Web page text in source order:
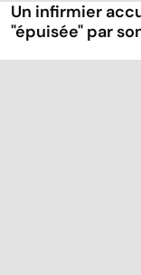
Un infirmier
"épuisée" par